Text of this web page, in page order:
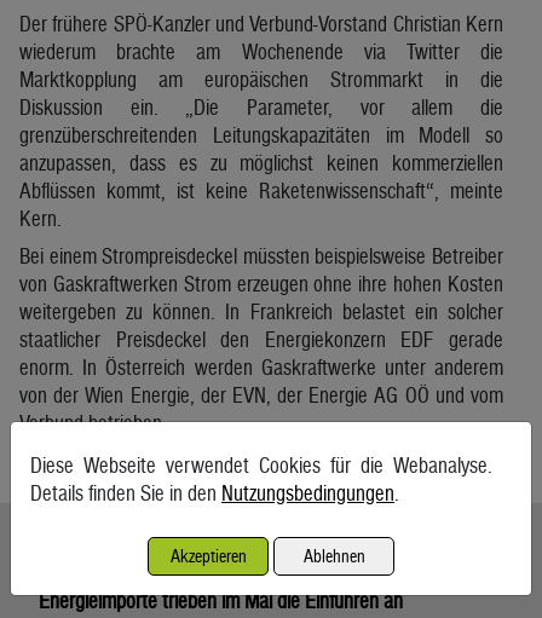
Der frühere SPÖ-Kanzler und Verbund-Vorstand Christian Kern
wiederum brachte am Wochenende via Twitter die
Marktkopplung am europäischen Strommarkt in die
Diskussion ein. „Die Parameter, vor allem die
grenzüberschreitenden Leitungskapazitäten im Modell so
anzupassen, dass es zu möglichst keinen kommerziellen
Abflüssen kommt, ist keine Raketenwissenschaft“, meinte
Kern.
Bei einem Strompreisdeckel müssten beispielsweise Betreiber
von Gaskraftwerken Strom erzeugen ohne ihre hohen Kosten
weitergeben zu können. In Frankreich belastet ein solcher
staatlicher Preisdeckel den Energiekonzern EDF gerade
enorm. In Österreich werden Gaskraftwerke unter anderem
von der Wien Energie, der EVN, der Energie AG OÖ und vom
Verbund betrieben.
APA
Ähnliche Artikel weiterlesen
Energieimporte trieben im Mai die Einfuhren an
Diese Webseite verwendet Cookies für die Webanalyse.
Details finden Sie in den Nutzungsbedingungen
Akzeptieren Ablehnen